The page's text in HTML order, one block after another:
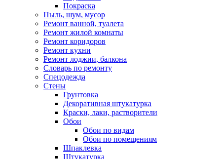
Покраска
Пыль, шум, мусор
Ремонт ванной, туалета
Ремонт жилой комнаты
Ремонт коридоров
Ремонт кухни
Ремонт лоджии, балкона
Словарь по ремонту
Спецодежда
Стены
Грунтовка
Декоративная штукатурка
Краски, лаки, растворители
Обои
Обои по видам
Обои по помещениям
Шпаклевка
Штукатурка